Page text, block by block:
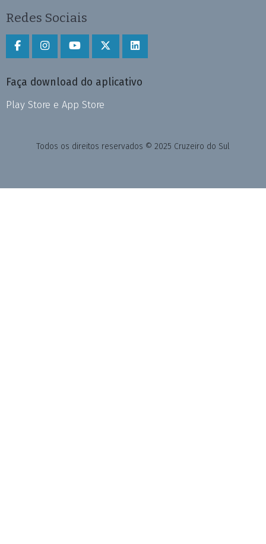
Redes Sociais
Faça download do aplicativo
Play Store e App Store
Todos os direitos reservados © 2025 Cruzeiro do Sul